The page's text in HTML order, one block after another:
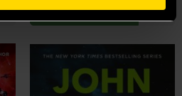
Beställ